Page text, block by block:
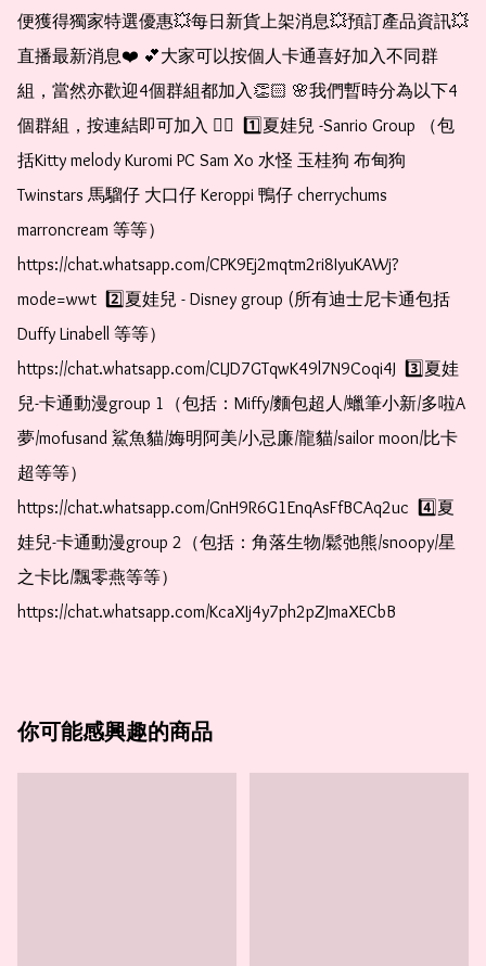
便獲得獨家特選優惠💥每日新貨上架消息💥預訂產品資訊💥
直播最新消息❤️ 💕大家可以按個人卡通喜好加入不同群
組，當然亦歡迎4個群組都加入👏🏻 🌸我們暫時分為以下4
個群組，按連結即可加入 👇🏻  1️⃣夏娃兒 -Sanrio Group （包
括Kitty melody Kuromi PC Sam Xo 水怪 玉桂狗 布甸狗
Twinstars 馬騮仔 大口仔 Keroppi 鴨仔 cherrychums
marroncream 等等）
https://chat.whatsapp.com/CPK9Ej2mqtm2ri8IyuKAWj?
mode=wwt  2️⃣夏娃兒 - Disney group (所有迪士尼卡通包括
Duffy Linabell 等等）
https://chat.whatsapp.com/CLJD7GTqwK49l7N9Coqi4J  3️⃣夏娃
兒-卡通動漫group 1（包括：Miffy/麵包超人/蠟筆小新/多啦A
夢/mofusand 鯊魚貓/娒明阿美/小忌廉/龍貓/sailor moon/比卡
超等等）
https://chat.whatsapp.com/GnH9R6G1EnqAsFfBCAq2uc  4️⃣夏
娃兒-卡通動漫group 2（包括：角落生物/鬆弛熊/snoopy/星
之卡比/飄零燕等等）
https://chat.whatsapp.com/KcaXIj4y7ph2pZJmaXECbB
你可能感興趣的商品